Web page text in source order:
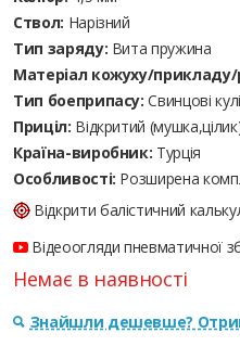
Ствол: Нарізний
Тип заряду: Вита пружина
Матеріал кожуху/прикладу/
Тип боеприпасу: Cвинцові кулі
Приціл: Відкритий
Країна-виробник: Турція
Особливості: Розширена
Відкрити балістичний
Відеоогляди пневматичної
Немає в наявності
Знайшли дешевше?